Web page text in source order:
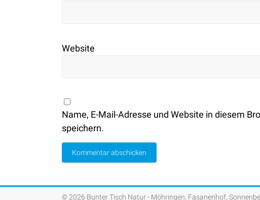
Website
Name, E-Mail-Adresse und Website in diesem
speichern.
© 2026 Bunter Tisch Natur - Möhringen, Fasanenhof,